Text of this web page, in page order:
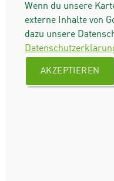
Wenn du unsere
externe Inhalte von
dazu unsere
AKZEPTIEREN